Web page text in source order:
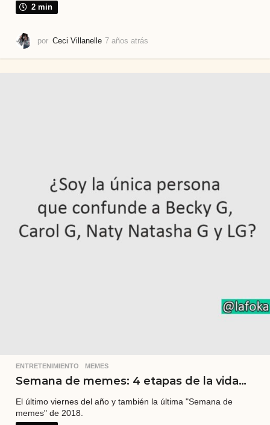
2 min
por Ceci Villanelle 7 años atrás
ENTRETENIMIENTO ,MEMES
Semana de memes: 4 etapas de la vida…
El último viernes del año y también la última "Semana de
memes" de 2018.